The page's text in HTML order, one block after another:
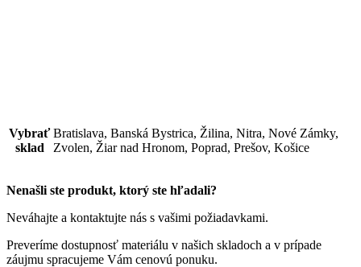
Vybrať
sklad
Bratislava, Banská Bystrica, Žilina, Nitra, Nové Zámky,
Zvolen, Žiar nad Hronom, Poprad, Prešov, Košice
Nenašli ste produkt, ktorý ste hľadali?
Neváhajte a kontaktujte nás s vašimi požiadavkami.
Preveríme dostupnosť materiálu v našich skladoch a v prípade
záujmu spracujeme Vám cenovú ponuku.